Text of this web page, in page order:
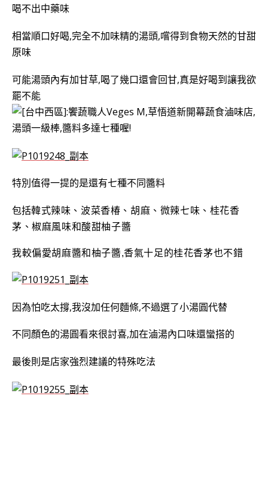
喝不出中藥味
相當順口好喝,完全不加味精的湯頭,嚐得到食物天然的甘甜
原味
可能湯頭內有加甘草,喝了幾口還會回甘,真是好喝到讓我欲
罷不能
特別值得一提的是還有七種不同醬料
包括韓式辣味、波菜香椿、胡麻、微辣七味、桂花香
茅、椒麻風味和酸甜柚子醬
我較偏愛胡麻醬和柚子醬,香氣十足的桂花香茅也不錯
因為怕吃太撐,我沒加任何麵條,不過選了小湯圓代替
不同顏色的湯圓看來很討喜,加在滷湯內口味還蠻搭的
最後則是店家強烈建議的特殊吃法